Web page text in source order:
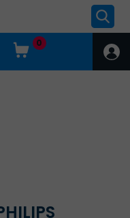
0